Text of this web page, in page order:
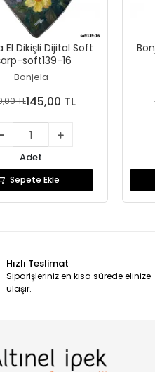
El Dikişli Dijital Soft
soft139-16
Bonjela
TL145,00 TL
Adet
Sepete Ekle
Hızlı Teslimat
Siparişleriniz en kısa sürede elinize
ulaşır.